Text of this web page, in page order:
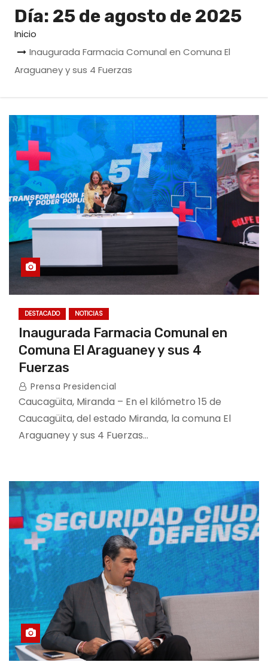
Día: 25 de agosto de 2025
Inicio
Inaugurada Farmacia Comunal en Comuna El
Araguaney y sus 4 Fuerzas
DESTACADO NOTICIAS
Inaugurada Farmacia Comunal en
Comuna El Araguaney y sus 4
Fuerzas
Prensa Presidencial
Caucagüita, Miranda – En el kilómetro 15 de
Caucagüita, del estado Miranda, la comuna El
Araguaney y sus 4 Fuerzas…